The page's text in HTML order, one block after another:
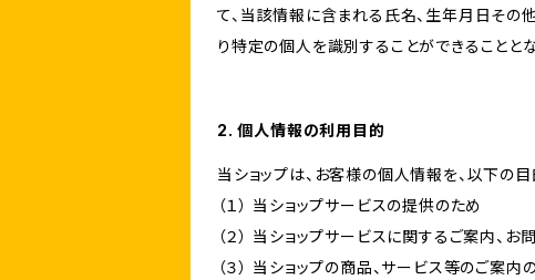
て、当該情報に含まれる氏名、生年月日その
り特定の個人を識別することができることと
2. 個人情報の利用目的
当ショップは、お客様の個人情報を、以下の目
（１） 当ショップサービスの提供のため
（２） 当ショップサービスに関するご案内、
（３） 当ショップの商品、サービス等のご案内